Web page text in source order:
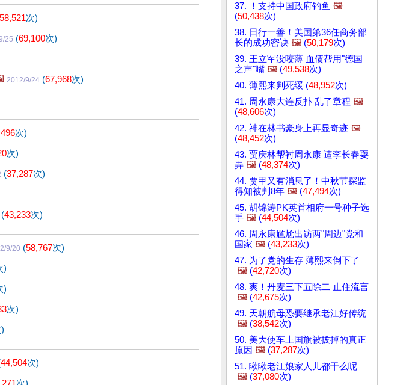
58,521次)
25 (69,100次)
2012/9/24 (67,968次)
次)
次)
(37,287次)
(43,233次)
9/20 (58,767次)
)
)
次)
44,504次)
次)
37. ！支持中国政府钓鱼 🖼️
(50,438次)
38. 日行一善！美国第36任商务部
长的成功密诀 🖼️ (50,179次)
39. 王立军没咬薄 血债帮用"德国
之声"嘴 🖼️ (49,538次)
40. 薄熙来判死缓 (48,952次)
41. 周永康大连反扑 乱了章程 🖼️
(48,606次)
42. 神在林书豪身上再显奇迹 🖼️
(48,452次)
43. 贾庆林帮衬周永康 遭李长春耍
弄 🖼️ (48,374次)
44. 贾甲又有消息了！中秋节探监
得知被判8年 🖼️ (47,494次)
45. 胡锦涛PK英首相府一号种子选
手 🖼️ (44,504次)
46. 周永康尴尬出访两"周边"党和
国家 🖼️ (43,233次)
47. 为了党的生存 薄熙来倒下了
🖼️ (42,720次)
48. 爽！丹麦三下五除二 止住流言
🖼️ (42,675次)
49. 天朝航母恐要继承老江好传统
🖼️ (38,542次)
50. 美大使车上国旗被拔掉的真正
原因 🖼️ (37,287次)
51. 瞅瞅老江娘家人儿都干么呢
🖼️ (37,080次)